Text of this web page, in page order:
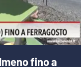
fino a